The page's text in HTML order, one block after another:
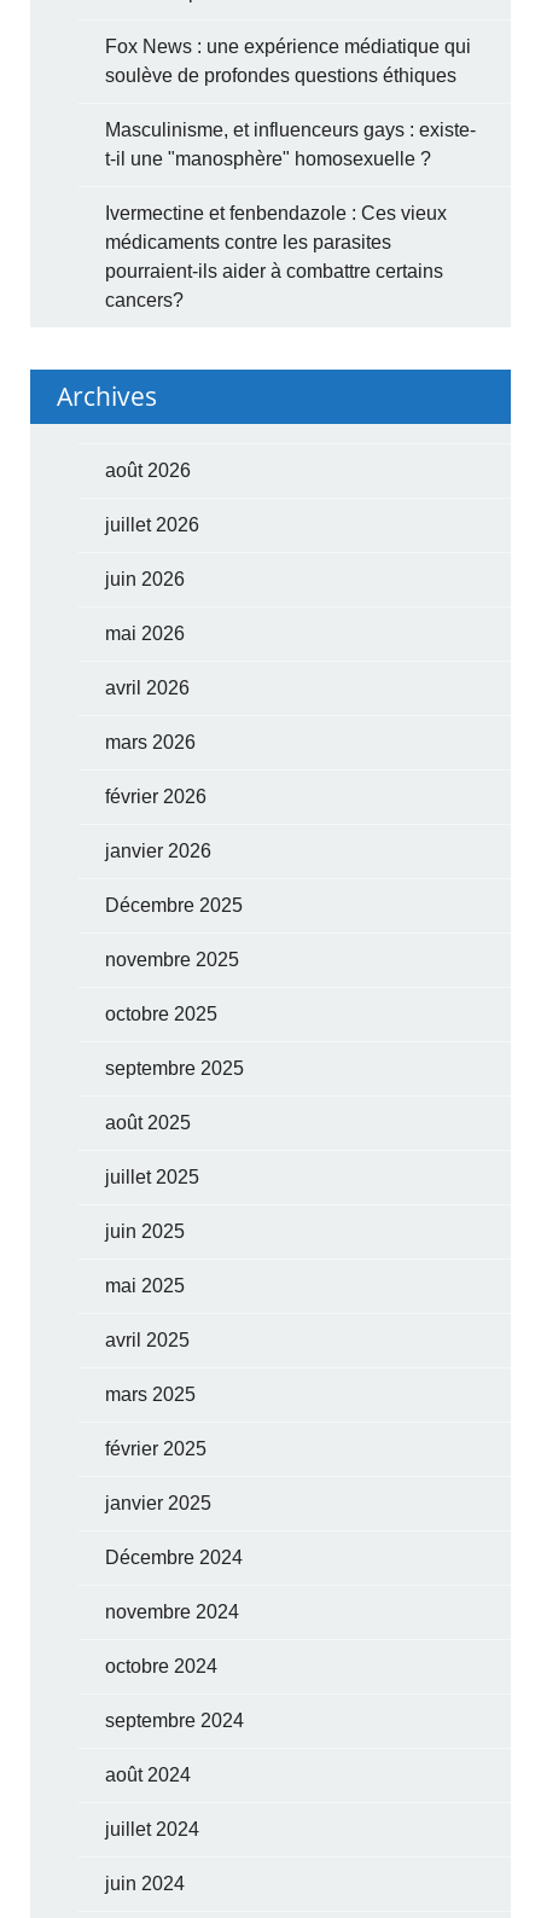
Fox News : une expérience médiatique qui
soulève de profondes questions éthiques
Masculinisme, et influenceurs gays : existe-
t-il une "manosphère" homosexuelle ?
Ivermectine et fenbendazole : Ces vieux
médicaments contre les parasites
pourraient-ils aider à combattre certains
cancers?
Archives
août 2026
juillet 2026
juin 2026
mai 2026
avril 2026
mars 2026
février 2026
janvier 2026
Décembre 2025
novembre 2025
octobre 2025
septembre 2025
août 2025
juillet 2025
juin 2025
mai 2025
avril 2025
mars 2025
février 2025
janvier 2025
Décembre 2024
novembre 2024
octobre 2024
septembre 2024
août 2024
juillet 2024
juin 2024